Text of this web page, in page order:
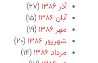
آذر ۱۳۸۶
(۲۷)
آبان ۱۳۸۶
(۱۵)
مهر ۱۳۸۶
(۱۹)
شهریور ۱۳۸۶
(۲۰)
مرداد ۱۳۸۶
(۱۴)